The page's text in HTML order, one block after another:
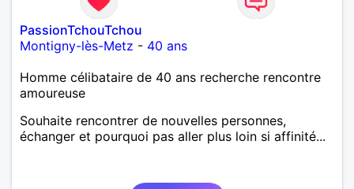
PassionTchouTchou
Montigny-lès-Metz - 40 ans
Homme célibataire de 40 ans recherche rencontre
amoureuse
Souhaite rencontrer de nouvelles personnes,
échanger et pourquoi pas aller plus loin si affinité...